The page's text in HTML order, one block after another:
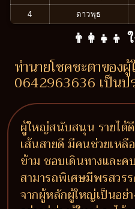
4 ดาวพุธ
👨‍👩‍👧‍👦
ทำนายโชคชะตาของผู้
0642963636 เป็นป
ผู้ใหญ่สนับสนุน รายได้
เส้นสายดี มีคนช่วยเหลื
ข้าม ชอบเดินทางและ
สามารถพิเศษมีพรสวร
จากผู้หลักผู้ใหญ่เป็นอย่